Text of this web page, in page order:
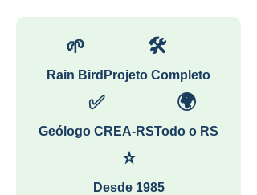
🌱
Rain Bird
🛠
Projeto Completo
✅
Geólogo CREA-RS
🌍
Todo o RS
⭐
Desde 1985